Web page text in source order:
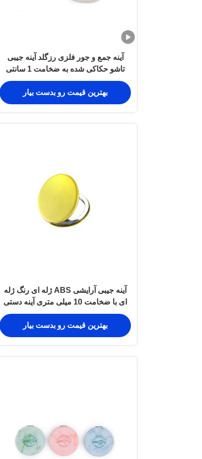
آینه جمع و جور فلزی رزگلد آینه جیبی
تاشو حکاکی شده به ضخامت 1 سانتی
متر
بهترین قیمت رو بدست بیار
آینه جیبی آرایشی ABS ژله ای رنگ ژله
ای با ضخامت 10 میلی متری آینه دستی
کوچک
بهترین قیمت رو بدست بیار